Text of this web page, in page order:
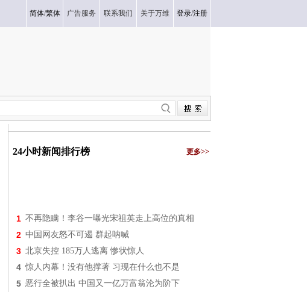
简体/繁体 广告服务 联系我们 关于万维 登录/注册
24小时新闻排行榜 更多>>
1 不再隐瞒！李谷一曝光宋祖英走上高位的真相
2 中国网友怒不可遏 群起呐喊
3 北京失控 185万人逃离 惨状惊人
4 惊人内幕！没有他撑著 习现在什么也不是
5 恶行全被扒出 中国又一亿万富翁沦为阶下